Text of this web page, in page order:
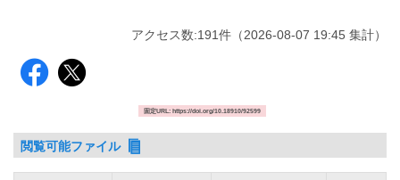
アクセス数:191件 （2026-08-07 19:45 集計）
固定URL: https://doi.org/10.18910/92599
閲覧可能ファイル